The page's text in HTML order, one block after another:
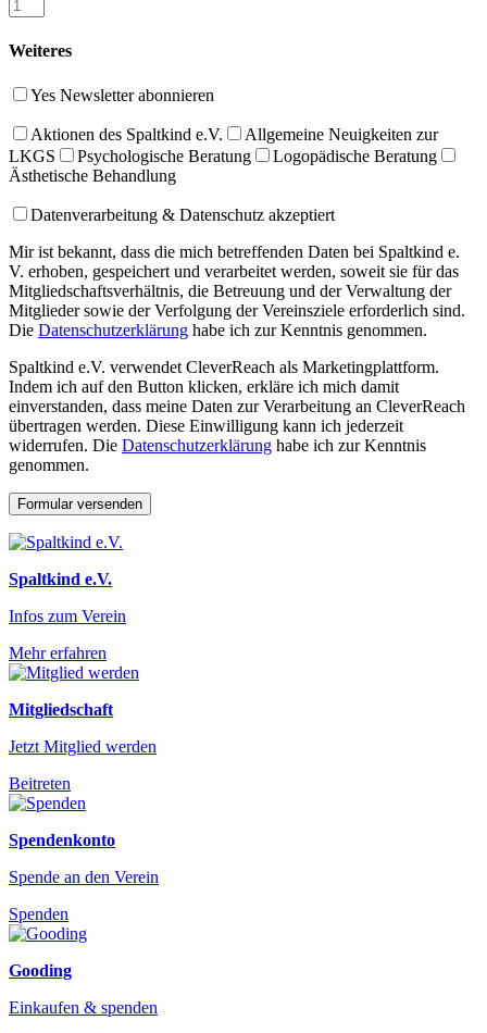
Weiteres
Yes Newsletter abonnieren
Aktionen des Spaltkind e.V.
Allgemeine Neuigkeiten zur
LKGS
Psychologische Beratung
Logopädische Beratung
Ästhetische Behandlung
Datenverarbeitung & Datenschutz akzeptiert
Mir ist bekannt, dass die mich betreffenden Daten bei Spaltkind e.
V. erhoben, gespeichert und verarbeitet werden, soweit sie für das
Mitgliedschaftsverhältnis, die Betreuung und der Verwaltung der
Mitglieder sowie der Verfolgung der Vereinsziele erforderlich sind.
Die Datenschutzerklärung habe ich zur Kenntnis genommen.
Spaltkind e.V. verwendet CleverReach als Marketingplattform.
Indem ich auf den Button klicken, erkläre ich mich damit
einverstanden, dass meine Daten zur Verarbeitung an CleverReach
übertragen werden. Diese Einwilligung kann ich jederzeit
widerrufen. Die Datenschutzerklärung habe ich zur Kenntnis
genommen.
Spaltkind e.V.
Infos zum Verein
Mehr erfahren
Mitgliedschaft
Jetzt Mitglied werden
Beitreten
Spendenkonto
Spende an den Verein
Spenden
Gooding
Einkaufen & spenden